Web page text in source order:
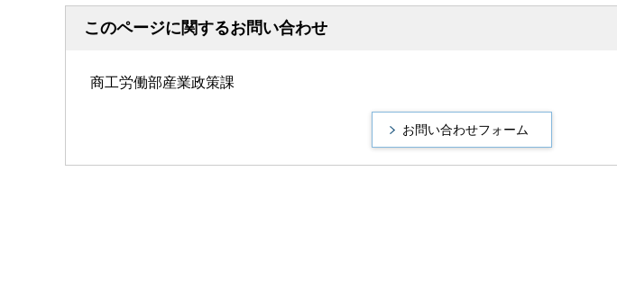
このページに関するお問い合わせ
商工労働部産業政策課